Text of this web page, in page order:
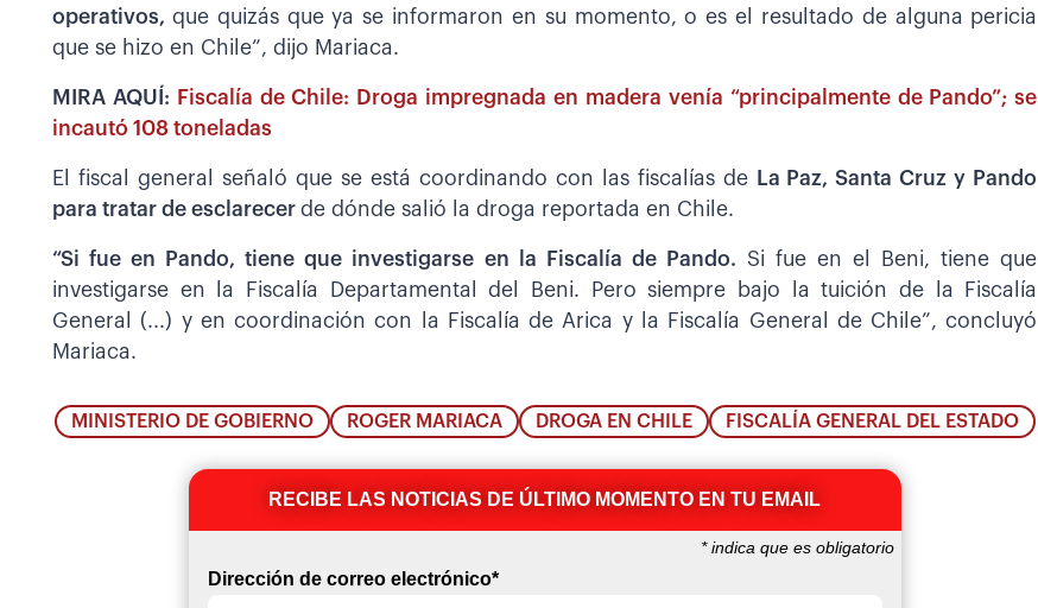
operativos, que quizás que ya se informaron en su momento, o es el resultado de alguna pericia
que se hizo en Chile”, dijo Mariaca.
MIRA AQUÍ: Fiscalía de Chile: Droga impregnada en madera venía “principalmente de Pando”; se
incautó 108 toneladas
El fiscal general señaló que se está coordinando con las fiscalías de La Paz, Santa Cruz y Pando
para tratar de esclarecer de dónde salió la droga reportada en Chile.
“Si fue en Pando, tiene que investigarse en la Fiscalía de Pando. Si fue en el Beni, tiene que
investigarse en la Fiscalía Departamental del Beni. Pero siempre bajo la tuición de la Fiscalía
General (...) y en coordinación con la Fiscalía de Arica y la Fiscalía General de Chile”, concluyó
Mariaca.
MINISTERIO DE GOBIERNO ROGER MARIACA DROGA EN CHILE FISCALÍA GENERAL DEL ESTADO
RECIBE LAS NOTICIAS DE ÚLTIMO MOMENTO EN TU EMAIL
*indica que es obligatorio
Dirección de correo electrónico*